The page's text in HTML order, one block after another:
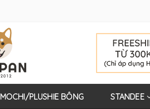
MOCHI/PLUSHIE BÔNG STANDEE